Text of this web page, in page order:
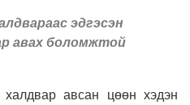
эдгэсэн
авах боломжтой
халдвар авсан цөөн хэдэн